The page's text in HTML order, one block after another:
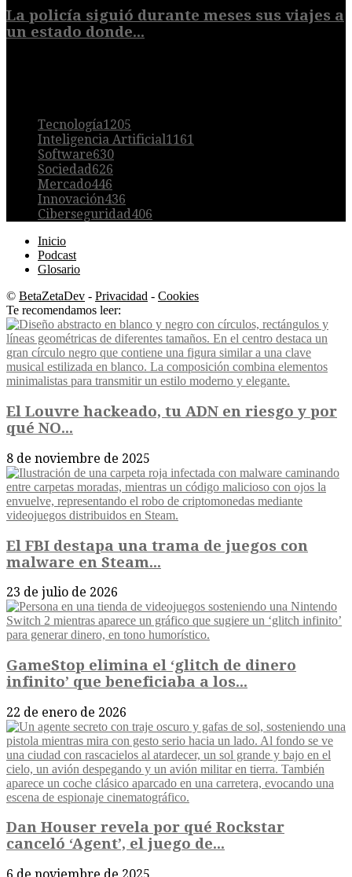
La policía siguió durante meses sus viajes a
un estado donde...
Tecnología1205
Inteligencia Artificial1161
Software630
Sociedad626
Mercado446
Innovación436
Ciberseguridad406
Inicio
Podcast
Glosario
© BetaZetaDev - Privacidad - Cookies
Te recomendamos leer:
El Louvre hackeado, tu ADN en riesgo y por
qué NO...
8 de noviembre de 2025
El FBI destapa una trama de juegos con
malware en Steam...
23 de julio de 2026
GameStop elimina el ‘glitch de dinero
infinito’ que beneficiaba a los...
22 de enero de 2026
Dan Houser revela por qué Rockstar
canceló ‘Agent’, el juego de...